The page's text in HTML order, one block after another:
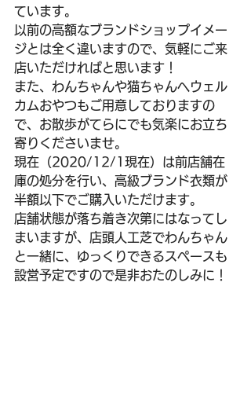
ています。
以前の高額なブランドショップイメー
ジとは全く違いますので、気軽にご来
店いただければと思います！
また、わんちゃんや猫ちゃんへウェル
カムおやつもご用意しておりますの
で、お散歩がてらにでも気楽にお立ち
寄りくださいませ。
現在（2020/12/1現在）は前店舗在
庫の処分を行い、高級ブランド衣類が
半額以下でご購入いただけます。
店舗状態が落ち着き次第にはなってし
まいますが、店頭人工芝でわんちゃん
と一緒に、ゆっくりできるスペースも
設営予定ですので是非おたのしみに！